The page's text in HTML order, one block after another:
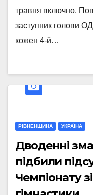
травня включно.
заступник голови
кожен 4-й…
РІВНЕНЩИНА УКРАЇНА
Дводенні
підбили
Чемпіонату